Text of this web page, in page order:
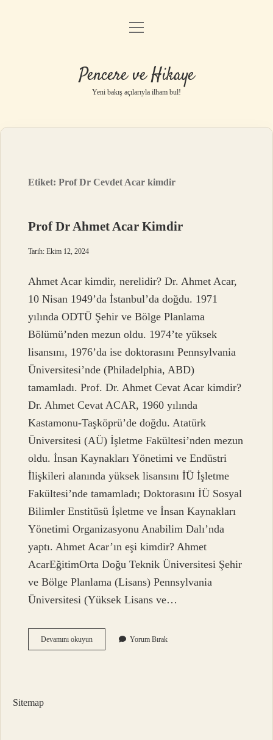
Anasayfa
Yasal Uyarı
menüyü
Pencere ve Hikaye
Yeni bakış açılarıyla ilham bul!
Etiket:Prof Dr Cevdet Acar kimdir
Prof Dr Ahmet Acar Kimdir
Tarih: Ekim 12, 2024
Ahmet Acar kimdir, nerelidir? Dr. Ahmet Acar,
10 Nisan 1949’da İstanbul’da doğdu. 1971
yılında ODTÜ Şehir ve Bölge Planlama
Bölümü’nden mezun oldu. 1974’te yüksek
lisansını, 1976’da ise doktorasını Pennsylvania
Üniversitesi’nde (Philadelphia, ABD)
tamamladı. Prof. Dr. Ahmet Cevat Acar kimdir?
Dr. Ahmet Cevat ACAR, 1960 yılında
Kastamonu-Taşköprü’de doğdu. Atatürk
Üniversitesi (AÜ) İşletme Fakültesi’nden mezun
oldu. İnsan Kaynakları Yönetimi ve Endüstri
İlişkileri alanında yüksek lisansını İÜ İşletme
Fakültesi’nde tamamladı; Doktorasını İÜ Sosyal
Bilimler Enstitüsü İşletme ve İnsan Kaynakları
Yönetimi Organizasyonu Anabilim Dalı’nda
yaptı. Ahmet Acar’ın eşi kimdir? Ahmet
AcarEğitimOrta Doğu Teknik Üniversitesi Şehir
ve Bölge Planlama (Lisans) Pennsylvania
Üniversitesi (Yüksek Lisans ve…
Devamını okuyunProf
Dr
Yorum Bırak
Sitemap